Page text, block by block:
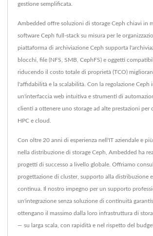
gestione semplificata.
Ambedded offre soluzioni di storage Ceph chiavi in
software Ceph full-stack su misura per le
piattaforma di archiviazione Ceph supporta
blocchi, file (NFS, SMB, CephFS) e oggetti
riducendo il costo totale di proprietà (TCO)
l'affidabilità e la scalabilità. Con la regolazione Ceph
un'interfaccia web intuitiva e strumenti di
clienti a ottenere uno storage ad alte prestazioni per
HPC e cloud.
Con oltre 20 anni di esperienza nell'IT aziendale e
nella distribuzione di storage Ceph, Ambedded ha
progetti di successo a livello globale. Offriamo
progettazione di cluster, supporto alla distribuzione
continua. Il nostro impegno per un supporto
un'integrazione senza soluzione di continuità
ottengano il massimo dalla loro infrastruttura di
— su larga scala, con rapidità e nel rispetto del